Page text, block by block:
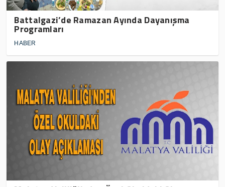
Battalgazi’de Ramazan Ayında Dayanışma
Programları
HABER